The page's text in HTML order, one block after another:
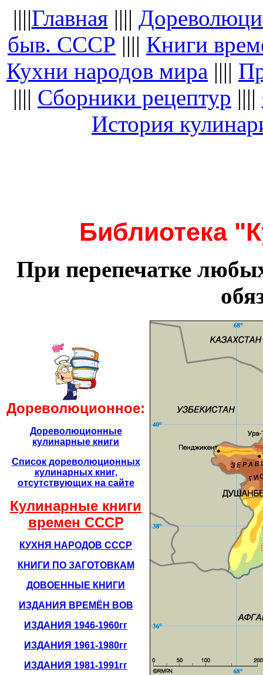
||||Главная||||
быв. СССР |||| Книги
Кухни народов мира ||||
|||| Сборники рецептур ||||
История
Библиотека
При перепечатке
Дореволюционное:
Дореволюционные
кулинарные книги
Список дореволюционных
кулинарных книг,
отсутствующих на сайте
Кулинарные книги
времен CCCР
КУХНЯ НАРОДОВ СССР
КНИГИ ПО ЗАГОТОВКАМ
ДОВОЕННЫЕ КНИГИ
ИЗДАНИЯ ВРЕМЁН ВОВ
ИЗДАНИЯ 1946-1960гг
ИЗДАНИЯ 1961-1980гг
ИЗДАНИЯ 1981-1991гг